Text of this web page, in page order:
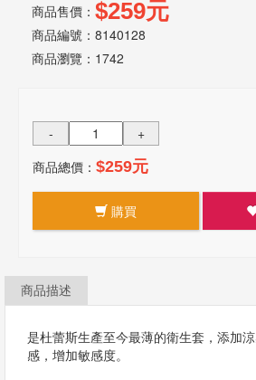
商品售價： $259元
商品編號：8140128
商品瀏覽： 1742
-
+
商品總價： $259元
購買
商品描述
是杜蕾斯生產至今最薄的衛生套，添加
感，增加敏感度。